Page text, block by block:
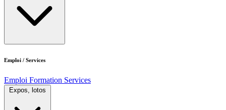
Emploi / Services
Emploi Formation Services
Expos, lotos